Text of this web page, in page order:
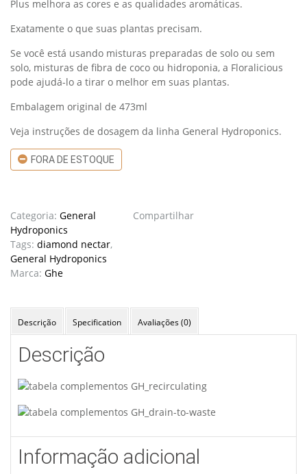
Plus melhora as cores e as qualidades aromáticas.
Exatamente o que suas plantas precisam.
Se você está usando misturas preparadas de solo ou sem
solo, misturas de fibra de coco ou hidroponia, a Floralicious
pode ajudá-lo a tirar o melhor em suas plantas.
Embalagem original de 473ml
Veja instruções de dosagem da linha General Hydroponics.
FORA DE ESTOQUE
Categoria: General
Hydroponics
Tags: diamond nectar,
General Hydroponics
Marca: Ghe
Compartilhar
Descrição Specification Avaliações (0)
Descrição
Informação adicional